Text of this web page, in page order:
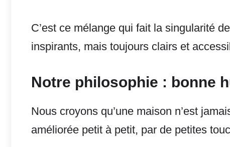
C’est ce mélange qui fait la singularité
inspirants, mais toujours clairs et
Notre philosophie : bonne
Nous croyons qu’une maison n’est
améliorée petit à petit, par de petites